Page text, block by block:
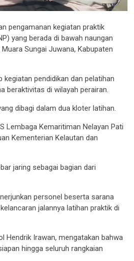
pengamanan kegiatan praktik
yang berada di bawah naungan
Sungai Juwana, Kabupaten
pendidikan dan pelatihan
beraktivitas di wilayah perairan.
dibagi dalam dua kloter latihan.
Lembaga Kemaritiman Nelayan Pati
Kementerian Kelautan dan
jaring sebagai bagian dari
personel beserta sarana
jalannya latihan praktik di
Hendrik Irawan, mengatakan bahwa
hingga seluruh rangkaian